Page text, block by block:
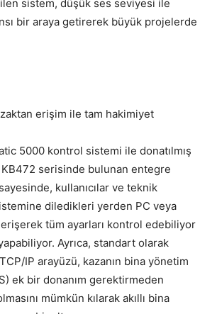
sistem, düşük ses seviyesi ile
bir araya getirerek büyük projelerde
erişim ile tam hakimiyet
5000 kontrol sistemi ile donatılmış
serisinde bulunan entegre
kullanıcılar ve teknik
diledikleri yerden PC veya
erişerek tüm ayarları kontrol edebiliyor
Ayrıca, standart olarak
IP arayüzü, kazanın bina yönetim
ek bir donanım gerektirmeden
mümkün kılarak akıllı bina